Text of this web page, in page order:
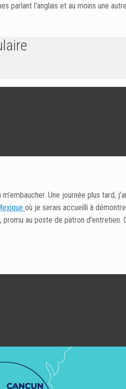
parlant l’anglais et au moins une
Une journée plus tard,
où je serais accueilli à
au poste de patron d’entretien.